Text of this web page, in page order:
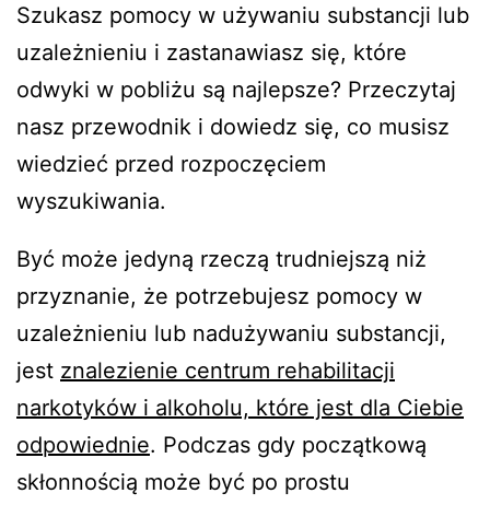
Szukasz pomocy w używaniu substancji lub
uzależnieniu i zastanawiasz się, które
odwyki w pobliżu są najlepsze? Przeczytaj
nasz przewodnik i dowiedz się, co musisz
wiedzieć przed rozpoczęciem
wyszukiwania.
Być może jedyną rzeczą trudniejszą niż
przyznanie, że potrzebujesz pomocy w
uzależnieniu lub nadużywaniu substancji,
jest znalezienie centrum rehabilitacji
narkotyków i alkoholu, które jest dla Ciebie
odpowiednie. Podczas gdy początkową
skłonnością może być po prostu